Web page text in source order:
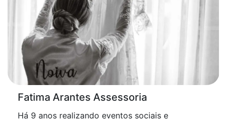
Fatima Arantes Assessoria
Há 9 anos realizando eventos sociais e